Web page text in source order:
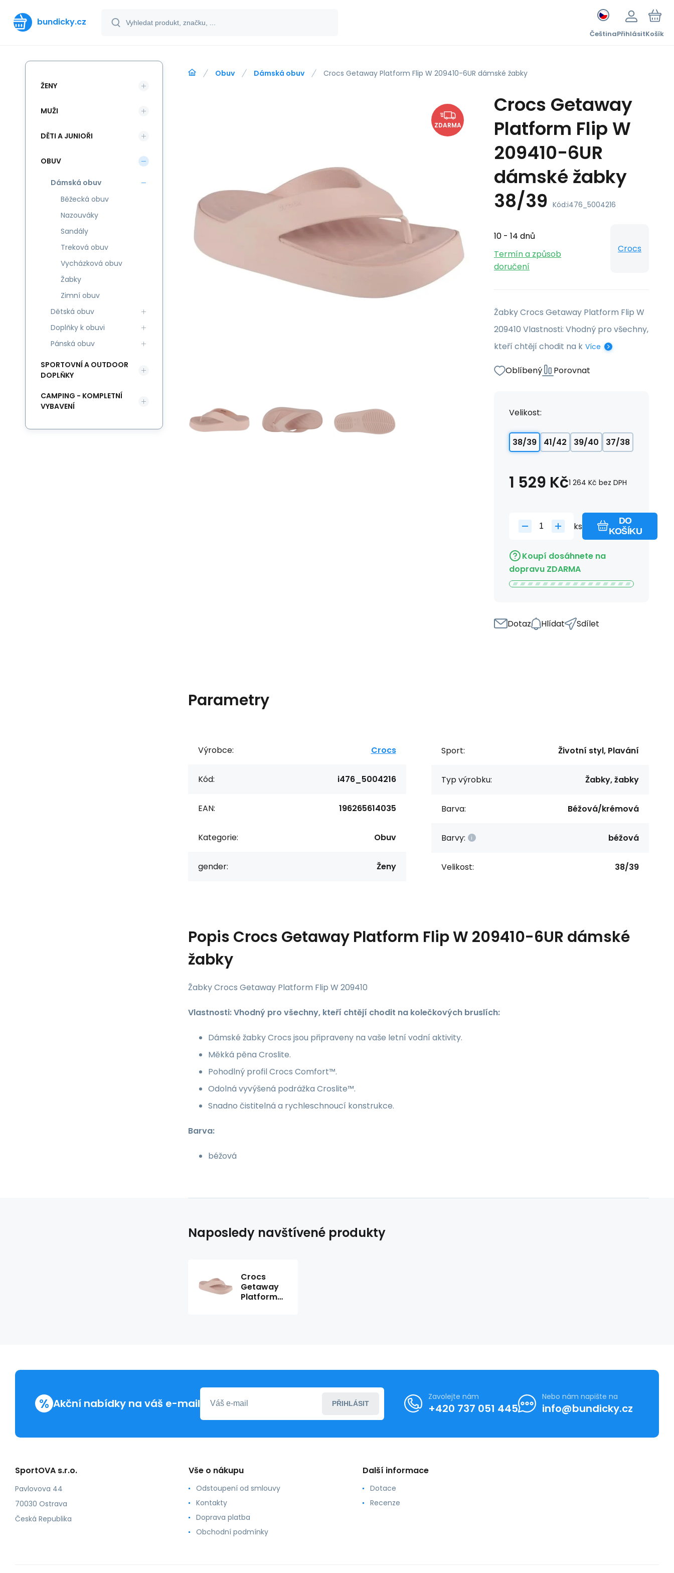
bundicky.cz
ČeštinaPřihlásitKošík
Obuv Dámská obuv Crocs Getaway Platform Flip W 209410-6UR dámské žabky
ZDARMA
Crocs Getaway
Platform Flip W
209410-6UR
dámské žabky
38/39 Kód:i476_5004216
10 - 14 dnů
Termín a způsob
doručení
Crocs
Žabky Crocs Getaway Platform Flip W
209410 Vlastnosti: Vhodný pro všechny,
kteří chtějí chodit na k Více
Oblíbený Porovnat
Velikost:
38/39 41/42 39/40 37/38
1 529 Kč1 264 Kč bez DPH
ks
DO
KOŠÍKU
Koupí dosáhnete na
dopravu ZDARMA
Dotaz Hlídat Sdílet
Parametry
Výrobce: Crocs
Kód: i476_5004216
EAN: 196265614035
Kategorie: Obuv
gender: Ženy
Sport: Životní styl, Plavání
Typ výrobku: Žabky, žabky
Barva: Béžová/krémová
Barvy: béžová
Velikost: 38/39
Popis Crocs Getaway Platform Flip W 209410-6UR dámské
žabky
Žabky Crocs Getaway Platform Flip W 209410
Vlastnosti: Vhodný pro všechny, kteří chtějí chodit na kolečkových bruslích:
Dámské žabky Crocs jsou připraveny na vaše letní vodní aktivity.
Měkká pěna Croslite.
Pohodlný profil Crocs Comfort™.
Odolná vyvýšená podrážka Croslite™.
Snadno čistitelná a rychleschnoucí konstrukce.
Barva:
béžová
ŽENY
MUŽI
DĚTI A JUNIOŘI
OBUV
Dámská obuv
Běžecká obuv
Nazouváky
Sandály
Treková obuv
Vycházková obuv
Žabky
Zimní obuv
Dětská obuv
Doplňky k obuvi
Pánská obuv
SPORTOVNÍ A OUTDOOR
DOPLŇKY
CAMPING - KOMPLETNÍ
VYBAVENÍ
Naposledy navštívené produkty
Crocs
Getaway
Platform
% Akční nabídky na váš e-mail PŘIHLÁSIT
Zavolejte nám
+420 737 051 445
Nebo nám napište na
info@bundicky.cz
SportOVA s.r.o.
Pavlovova 44
70030 Ostrava
Česká Republika
Vše o nákupu
Odstoupení od smlouvy
Kontakty
Doprava platba
Obchodní podmínky
Další informace
Dotace
Recenze